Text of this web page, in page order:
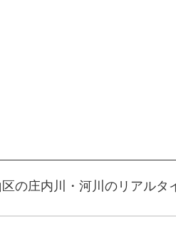
の庄内川・河川のリアルタ